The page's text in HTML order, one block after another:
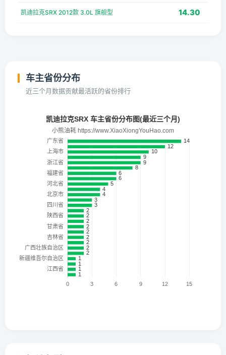
凯迪拉克SRX 2012款 3.0L 旗舰型 14.30
车主省份分布
近三个月数据贡献最活跃的省份排行